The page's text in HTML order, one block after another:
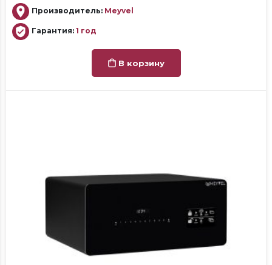
Производитель: Meyvel
Гарантия: 1 год
В корзину